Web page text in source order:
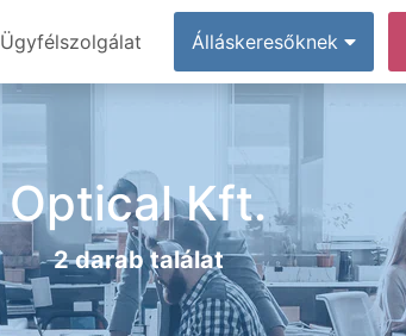
Ügyfélszolgálat Álláskeresőknek
Optical Kft.
2 darab találat